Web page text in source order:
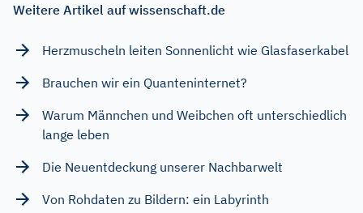
Weitere Artikel auf wissenschaft.de
Herzmuscheln leiten Sonnenlicht wie Glasfaserkabel
Brauchen wir ein Quanteninternet?
Warum Männchen und Weibchen oft unterschiedlich
lange leben
Die Neuentdeckung unserer Nachbarwelt
Von Rohdaten zu Bildern: ein Labyrinth